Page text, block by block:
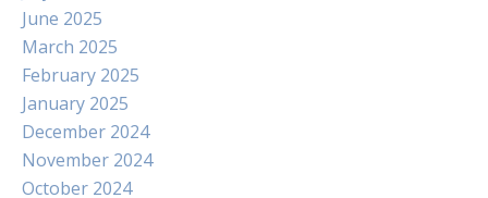
June 2025
March 2025
February 2025
January 2025
December 2024
November 2024
October 2024